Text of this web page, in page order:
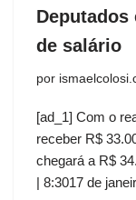
Deputados
de salário
por
[ad_1] Com o
receber R$
chegará a R$
| 8:3017 de